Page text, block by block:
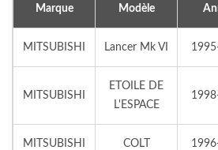
Marque Modèle
MITSUBISHI Lancer Mk VI
MITSUBISHI
ETOILE DE
L'ESPACE
MITSUBISHI COLT